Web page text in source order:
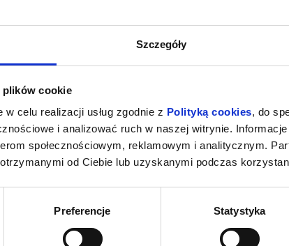
Szczegóły
plików cookie
celu realizacji usług zgodnie z Polityką cookies, do
i analizować ruch w naszej witrynie.
społecznościowym, reklamowym i analitycznym.
od Ciebie lub uzyskanymi podczas
Preferencje Statystyka
NAP
kup bilet
07.08.2026, Ostrołęka
kup bilet